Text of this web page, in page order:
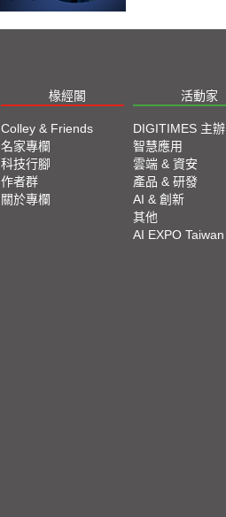
椽經閣 活動家
Colley & Friends
名家專欄
科技行腳
作者群
關於專欄
DIGITIMES 主辦
智慧應用
雲端 & 資安
產品 & 研發
AI & 創新
其他
AI EXPO Taiwan